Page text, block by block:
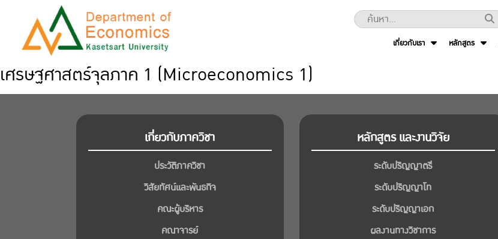
เกี่ยวกับเรา
หลักสูตร
เศรษฐศาสตร์จุลภาค 1 (Microeconomics 1)
เกี่ยวกับภาควิชา
ประวัติภาควิชา
วิสัยทัศน์และพันธกิจ
คณะผู้บริหาร
คณาจารย์
หลักสูตร และงานวิจัย
ระดับปริญญาตรี
ระดับปริญญาโท
ระดับปริญญาเอก
ผลงานทางวิชาการ